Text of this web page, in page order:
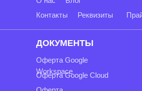
ДОКУМЕНТЫ
Оферта Google
Workspace
Контакты Реквизиты
Оферта Google Cloud